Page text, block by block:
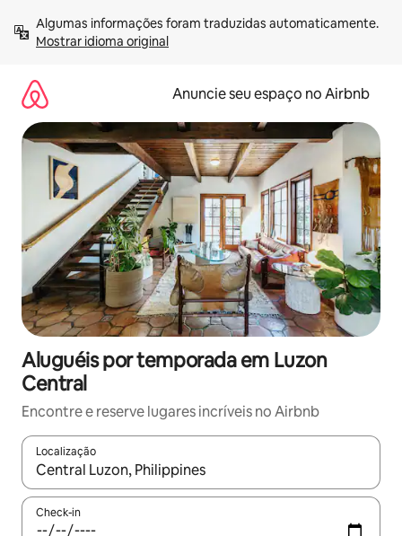
para
Mostrar idioma original
Anuncie seu espaço no Airbnb
Aluguéis por temporada em Luzon
Central
Encontre e reserve lugares incríveis no Airbnb
Localização
Quando os resultados estiverem disponíveis, explore-os
Check-in